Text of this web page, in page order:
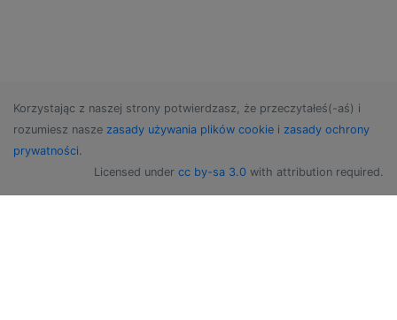
Korzystając z naszej strony potwierdzasz, że przeczytałeś(-aś) i
rozumiesz nasze zasady używania plików cookie i zasady ochrony
prywatności.
Licensed under cc by-sa 3.0 with attribution required.